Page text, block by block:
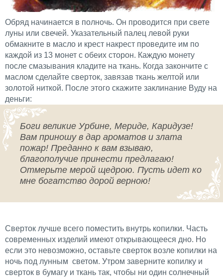
Обряд начинается в полночь. Он проводится при свете
луны или свечей. Указательный палец левой руки
обмакните в масло и крест накрест проведите им по
каждой из 13 монет с обеих сторон. Каждую монету
после смазывания кладите на ткань. Когда закончите с
маслом сделайте сверток, завязав ткань желтой или
золотой ниткой. После этого скажите заклинание Вуду на
деньги:
Боги великие Урбине, Мериде, Каридузе!
Вам приношу в дар ароматов и злата
пожар! Преданно к вам взываю,
благополучие принести предлагаю!
Отмерьте мерой щедрою. Пусть идет ко
мне богатство дорой верною!
Сверток лучше всего поместить внутрь копилки. Часть
современных изделий имеют открывающееся дно. Но
если это невозможно, оставьте сверток возле копилки на
ночь под лунным светом. Утром заверните копилку и
сверток в бумагу и ткань так, чтобы ни один солнечный